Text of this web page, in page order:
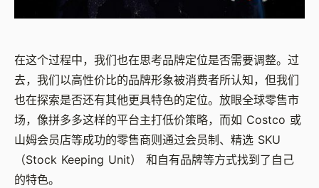
在这个过程中，我们也在思考品牌定位是否需要调整。过
去，我们以高性价比的品牌形象被消费者所认知，但我们
也在探索是否还有其他更具特色的定位。放眼全球零售市
场，像拼多多这样的平台主打低价策略，而如 Costco 或
山姆会员店等成功的零售商则通过会员制、精选 SKU
（Stock Keeping Unit） 和自有品牌等方式找到了自己
的特色。